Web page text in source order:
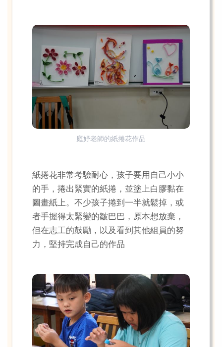
庭妤老師的紙捲花作品
紙捲花非常考驗耐心，孩子要用自己小小
的手，捲出緊實的紙捲，並塗上白膠黏在
圖畫紙上。不少孩子捲到一半就鬆掉，或
者手握得太緊變的皺巴巴，原本想放棄，
但在志工的鼓勵，以及看到其他組員的努
力，堅持完成自己的作品